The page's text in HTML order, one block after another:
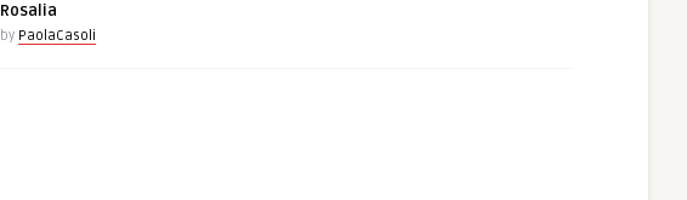
Rosalia
by PaolaCasoli